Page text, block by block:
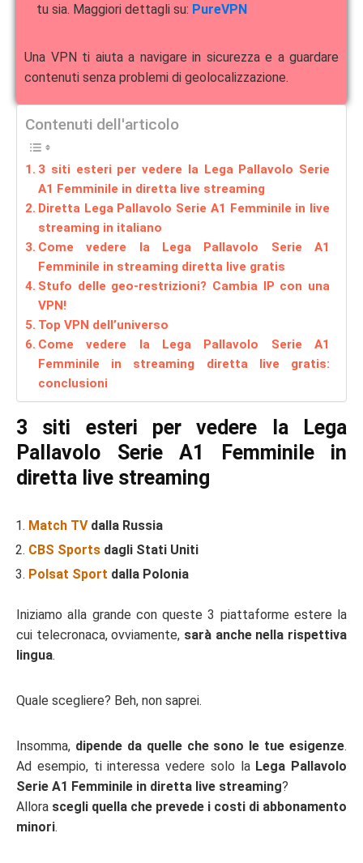
tu sia. Maggiori dettagli su: PureVPN
Una VPN ti aiuta a navigare in sicurezza e a guardare
contenuti senza problemi di geolocalizzazione.
Contenuti dell'articolo
3 siti esteri per vedere la Lega Pallavolo Serie
A1 Femminile in diretta live streaming
Diretta Lega Pallavolo Serie A1 Femminile in live
streaming in italiano
Come vedere la Lega Pallavolo Serie A1
Femminile in streaming diretta live gratis
Stufo delle geo-restrizioni? Cambia IP con una
VPN!
Top VPN dell’universo
Come vedere la Lega Pallavolo Serie A1
Femminile in streaming diretta live gratis:
conclusioni
3 siti esteri per vedere la Lega
Pallavolo Serie A1 Femminile in
diretta live streaming
Match TVdalla Russia
CBS Sports dagli Stati Uniti
Polsat Sport dalla Polonia
Iniziamo alla grande con queste 3 piattaforme estere la
cui telecronaca, ovviamente, sarà anche nella rispettiva
lingua.
Quale scegliere? Beh, non saprei.
Insomma, dipende da quelle che sono le tue esigenze.
Ad esempio, ti interessa vedere solo laLega Pallavolo
Serie A1 Femminile in diretta live streaming?
Allora scegli quella che prevede i costi di abbonamento
minori.